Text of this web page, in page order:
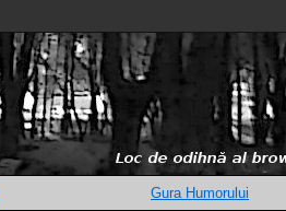
Gura Humorului